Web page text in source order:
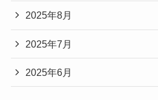
2025年8月
2025年7月
2025年6月